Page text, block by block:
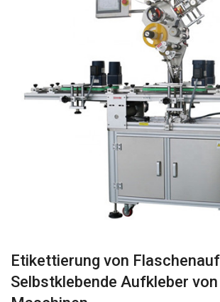
Etikettierung von
Selbstklebende Aufkleber von